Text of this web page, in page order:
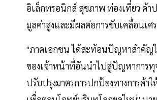
อิเล็กทรอนิกส์ สุขภาพ ท่องเที่ยว ค้
มูลค่าสูงและมีผลต่อการขับเคลื่อนเศ
"ภาคเอกชน ได้สะท้อนปัญหาสำคัญ
ของเจ้าหน้าที่อันนำไปสู่ปัญหาการทุ
ปรับปรุงมาตรการปกป้องทางการค้า